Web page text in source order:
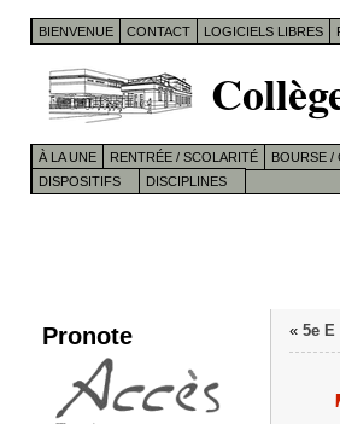
BIENVENUE CONTACT LOGICIELS LIBRES
À LA UNE RENTRÉE / SCOLARITÉ BOURSE /
DISPOSITIFS
DISCIPLINES
Pronote « 5e